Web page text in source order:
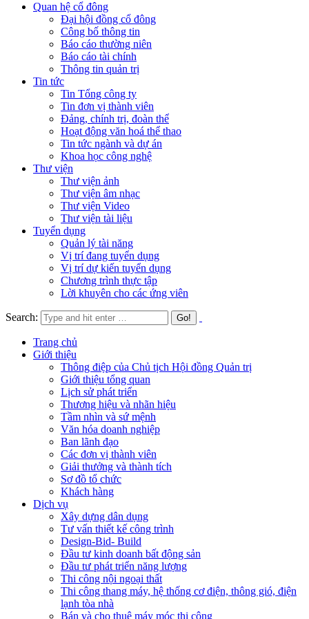
Quan hệ cổ đông
Đại hội đồng cổ đông
Công bố thông tin
Báo cáo thường niên
Báo cáo tài chính
Thông tin quản trị
Tin tức
Tin Tổng công ty
Tin đơn vị thành viên
Đảng, chính trị, đoàn thể
Hoạt động văn hoá thể thao
Tin tức ngành và dự án
Khoa học công nghệ
Thư viện
Thư viện ảnh
Thư viện âm nhạc
Thư viện Video
Thư viện tài liệu
Tuyển dụng
Quản lý tài năng
Vị trí đang tuyển dụng
Vị trí dự kiến tuyển dụng
Chương trình thực tập
Lời khuyên cho các ứng viên
Search:
Trang chủ
Giới thiệu
Thông điệp của Chủ tịch Hội đồng Quản trị
Giới thiệu tổng quan
Lịch sử phát triển
Thương hiệu và nhãn hiệu
Tầm nhìn và sứ mệnh
Văn hóa doanh nghiệp
Ban lãnh đạo
Các đơn vị thành viên
Giải thưởng và thành tích
Sơ đồ tổ chức
Khách hàng
Dịch vụ
Xây dựng dân dụng
Tư vấn thiết kế công trình
Design-Bid- Build
Đầu tư kinh doanh bất động sản
Đầu tư phát triển năng lượng
Thi công nội ngoại thất
Thi công thang máy, hệ thống cơ điện, thông gió, điện
lạnh tòa nhà
Bán và cho thuê máy móc thi công